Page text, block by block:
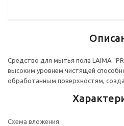
Средство для мытья пола LAIMA
высоким уровнем чистящей
обработанным поверхностям,
Схема вложения